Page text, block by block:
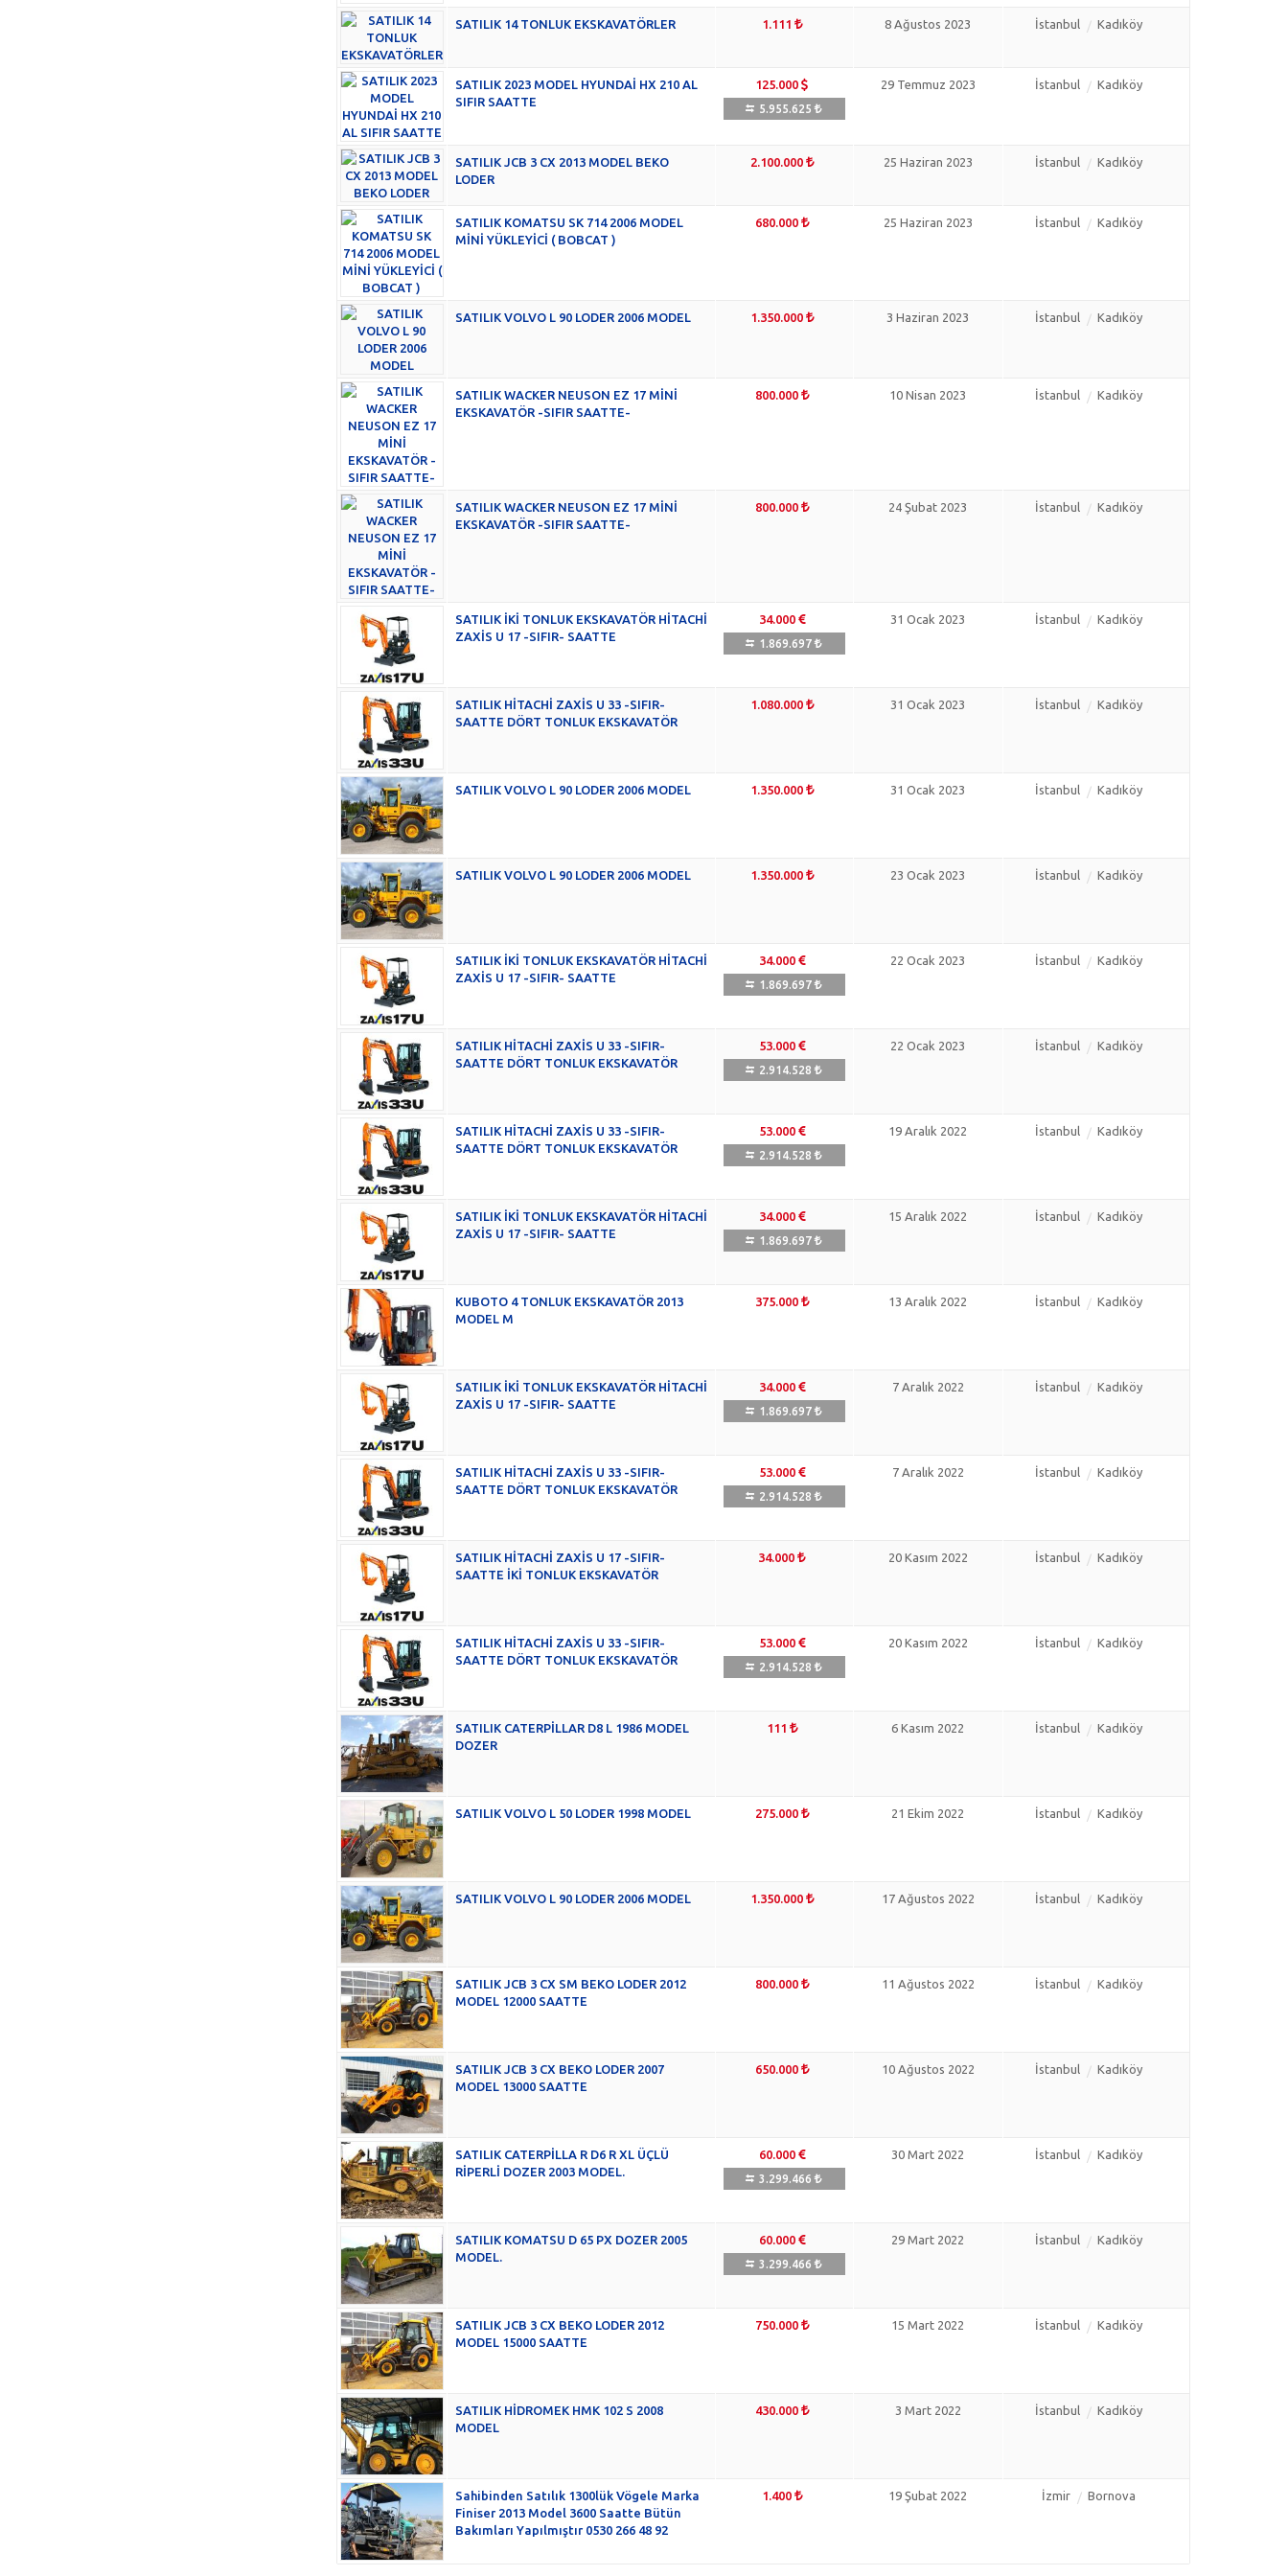
SATILIK 14 TONLUK EKSKAVATÖRLER 1.111 8 Ağustos 2023 İstanbul Kadıköy
SATILIK 2023 MODEL HYUNDAİ HX 210 AL
SIFIR SAATTE
125.000
5.955.625
29 Temmuz 2023 İstanbul Kadıköy
SATILIK JCB 3 CX 2013 MODEL BEKO
LODER
2.100.000 25 Haziran 2023 İstanbul Kadıköy
SATILIK KOMATSU SK 714 2006 MODEL
MİNİ YÜKLEYİCİ ( BOBCAT )
680.000 25 Haziran 2023 İstanbul Kadıköy
SATILIK VOLVO L 90 LODER 2006 MODEL 1.350.000 3 Haziran 2023 İstanbul Kadıköy
SATILIK WACKER NEUSON EZ 17 MİNİ
EKSKAVATÖR -SIFIR SAATTE-
800.000 10 Nisan 2023 İstanbul Kadıköy
SATILIK WACKER NEUSON EZ 17 MİNİ
EKSKAVATÖR -SIFIR SAATTE-
800.000 24 Şubat 2023 İstanbul Kadıköy
SATILIK İKİ TONLUK EKSKAVATÖR HİTACHİ
ZAXİS U 17 -SIFIR- SAATTE
34.000
1.869.697
31 Ocak 2023 İstanbul Kadıköy
SATILIK HİTACHİ ZAXİS U 33 -SIFIR-
SAATTE DÖRT TONLUK EKSKAVATÖR
1.080.000 31 Ocak 2023 İstanbul Kadıköy
SATILIK VOLVO L 90 LODER 2006 MODEL 1.350.000 31 Ocak 2023 İstanbul Kadıköy
SATILIK VOLVO L 90 LODER 2006 MODEL 1.350.000 23 Ocak 2023 İstanbul Kadıköy
SATILIK İKİ TONLUK EKSKAVATÖR HİTACHİ
ZAXİS U 17 -SIFIR- SAATTE
34.000
1.869.697
22 Ocak 2023 İstanbul Kadıköy
SATILIK HİTACHİ ZAXİS U 33 -SIFIR-
SAATTE DÖRT TONLUK EKSKAVATÖR
53.000
2.914.528
22 Ocak 2023 İstanbul Kadıköy
SATILIK HİTACHİ ZAXİS U 33 -SIFIR-
SAATTE DÖRT TONLUK EKSKAVATÖR
53.000
2.914.528
19 Aralık 2022 İstanbul Kadıköy
SATILIK İKİ TONLUK EKSKAVATÖR HİTACHİ
ZAXİS U 17 -SIFIR- SAATTE
34.000
1.869.697
15 Aralık 2022 İstanbul Kadıköy
KUBOTO 4 TONLUK EKSKAVATÖR 2013
MODEL M
375.000 13 Aralık 2022 İstanbul Kadıköy
SATILIK İKİ TONLUK EKSKAVATÖR HİTACHİ
ZAXİS U 17 -SIFIR- SAATTE
34.000
1.869.697
7 Aralık 2022 İstanbul Kadıköy
SATILIK HİTACHİ ZAXİS U 33 -SIFIR-
SAATTE DÖRT TONLUK EKSKAVATÖR
53.000
2.914.528
7 Aralık 2022 İstanbul Kadıköy
SATILIK HİTACHİ ZAXİS U 17 -SIFIR-
SAATTE İKİ TONLUK EKSKAVATÖR
34.000 20 Kasım 2022 İstanbul Kadıköy
SATILIK HİTACHİ ZAXİS U 33 -SIFIR-
SAATTE DÖRT TONLUK EKSKAVATÖR
53.000
2.914.528
20 Kasım 2022 İstanbul Kadıköy
SATILIK CATERPİLLAR D8 L 1986 MODEL
DOZER
111 6 Kasım 2022 İstanbul Kadıköy
SATILIK VOLVO L 50 LODER 1998 MODEL 275.000 21 Ekim 2022 İstanbul Kadıköy
SATILIK VOLVO L 90 LODER 2006 MODEL 1.350.000 17 Ağustos 2022 İstanbul Kadıköy
SATILIK JCB 3 CX SM BEKO LODER 2012
MODEL 12000 SAATTE
800.000 11 Ağustos 2022 İstanbul Kadıköy
SATILIK JCB 3 CX BEKO LODER 2007
MODEL 13000 SAATTE
650.000 10 Ağustos 2022 İstanbul Kadıköy
SATILIK CATERPİLLA R D6 R XL ÜÇLÜ
RİPERLİ DOZER 2003 MODEL.
60.000
3.299.466
30 Mart 2022 İstanbul Kadıköy
SATILIK KOMATSU D 65 PX DOZER 2005
MODEL.
60.000
3.299.466
29 Mart 2022 İstanbul Kadıköy
SATILIK JCB 3 CX BEKO LODER 2012
MODEL 15000 SAATTE
750.000 15 Mart 2022 İstanbul Kadıköy
SATILIK HİDROMEK HMK 102 S 2008
MODEL
430.000 3 Mart 2022 İstanbul Kadıköy
Sahibinden Satılık 1300lük Vögele Marka
Finiser 2013 Model 3600 Saatte Bütün
Bakımları Yapılmıştır 0530 266 48 92
1.400 19 Şubat 2022 İzmir Bornova